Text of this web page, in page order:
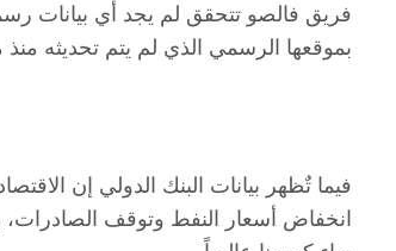
بموقعها الرسمي الذي لم يتم تحديثه منذ مايو
انخفاض أسعار النفط وتوقف